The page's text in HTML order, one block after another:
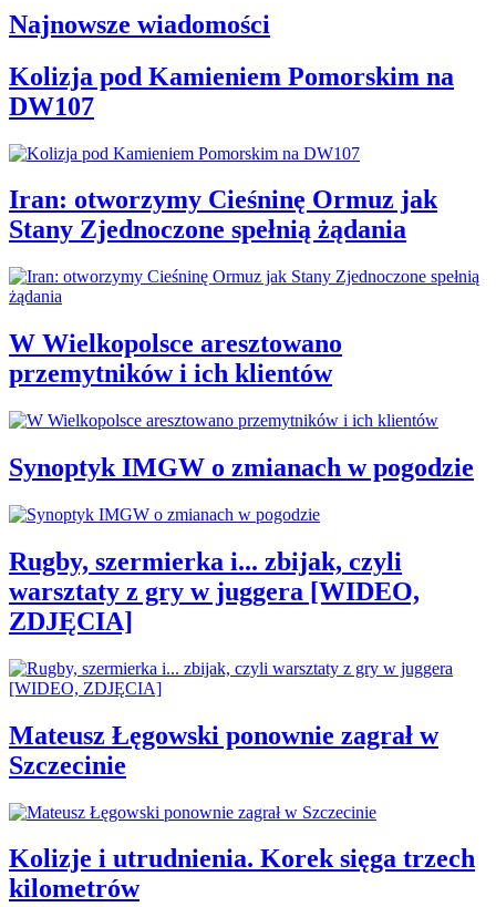
Najnowsze wiadomości
Kolizja pod Kamieniem Pomorskim na
DW107
Iran: otworzymy Cieśninę Ormuz jak
Stany Zjednoczone spełnią żądania
W Wielkopolsce aresztowano
przemytników i ich klientów
Synoptyk IMGW o zmianach w pogodzie
Rugby, szermierka i... zbijak, czyli
warsztaty z gry w juggera [WIDEO,
ZDJĘCIA]
Mateusz Łęgowski ponownie zagrał w
Szczecinie
Kolizje i utrudnienia. Korek sięga trzech
kilometrów